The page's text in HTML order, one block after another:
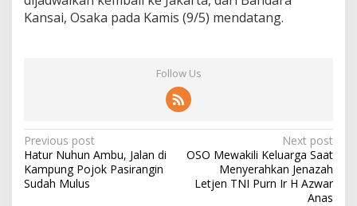
Kansai, Osaka pada Kamis (9/5) mendatang.
Follow Us
Post
navigation
Previous post
Hatur Nuhun Ambu, Jalan di
Kampung Pojok Pasirangin
Sudah Mulus
Next post
OSO Mewakili Keluarga Saat
Menyerahkan Jenazah
Letjen TNI Purn Ir H Azwar
Anas